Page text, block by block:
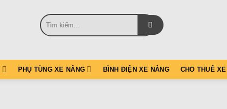
Tìm
kiếm:
PHỤ TÙNG XE NÂNG BÌNH ĐIỆN XE NÂNG CHO THUÊ